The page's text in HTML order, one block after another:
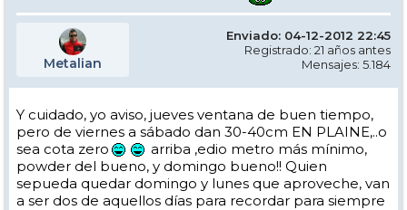
Metalian
Enviado: 04-12-2012 22:45
Registrado: 21 años antes
Mensajes: 5.184
Y cuidado, yo aviso, jueves ventana de buen tiempo,
pero de viernes a sábado dan 30-40cm EN PLAINE,..o
sea cota zero
arriba ,edio metro más mínimo,
powder del bueno, y domingo bueno!! Quien
sepueda quedar domingo y lunes que aproveche, van
a ser dos de aquellos días para recordar para siempre